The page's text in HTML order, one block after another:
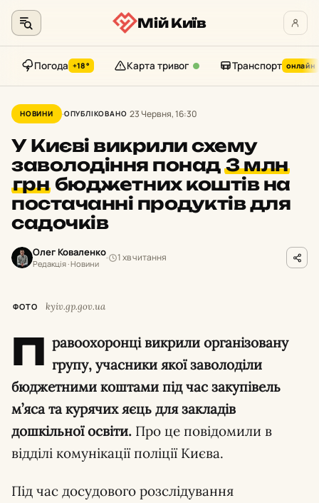
до
контенту
Мій Київ
Погода +18° Карта тривог Транспорт онлайн
НОВИНИ ОПУБЛІКОВАНО 23 Червня, 16:30
У Києві викрили схему
заволодіння понад3 млн
грн бюджетних коштів на
постачанні продуктів для
садочків
Олег Коваленко
Редакція · Новини
1 хв читання
ФОТО kyiv.gp.gov.ua
П равоохоронці викрили організовану
групу, учасники якої заволоділи
бюджетними коштами під час закупівель
м’яса та курячих яєць для закладів
дошкільної освіти. Про це повідомили в
відділі комунікації поліції Києва.
Під час досудового розслідування